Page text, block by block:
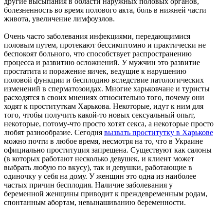
болезненность во время полового акта, боль в нижней части
живота, увеличение лимфоузлов.
Очень часто заболевания инфекциями, передающимися
половым путем, протекают бессимптомно и практически не
беспокоят больного, что способствует распространению
процесса и развитию осложнений. У мужчин это развитие
простатита и поражение яичек, ведущие к нарушению
половой функции и бесплодию вследствие патологических
изменений в сперматозоидах. Многие харьковчане и туристы
расходятся в своих мнениях относительно того, почему они
ходят к проституткам Харькова. Некоторые, идут к ним для
того, чтобы получить какой-то новых сексуальный опыт,
некоторые, потому-что просто хотят секса, а некоторые просто
любят разнообразие. Сегодня вызвать проститутку в Харькове
можно почти в любое время, несмотря на то, что в Украине
официально проституция запрещена. Существуют как салоны
(в которых работают несколько девушек, и клиент может
выбрать любую по вкусу), так и девушки, работающие в
одиночку у себя на дому. У женщин это одна из наиболее
частых причин бесплодия. Наличие заболевания у
беременной женщины приводит к преждевременным родам,
спонтанным абортам, невынашиванию беременности.